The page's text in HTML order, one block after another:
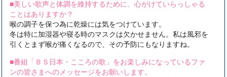
■美しい歌声と体調を維持するために、心がけていらっしゃる
ことはありますか？
喉の調子を保つ為に乾燥には気をつけています。
冬は特に加湿器や寝る時のマスクは欠かせません。私は風邪を
引くとまず喉が痛くなるので、その予防にもなりますね。
■番組「ＢＳ日本・こころの歌」をお楽しみになっているファ
ンの皆さまへのメッセージをお願いします。